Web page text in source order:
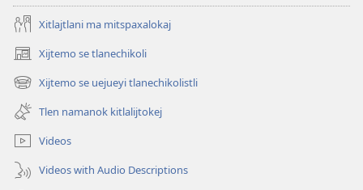
Xitlajtlani ma mitspaxalokaj
Xijtemo se tlanechikoli
(opens
new
window)
Xijtemo se uejueyi tlanechikolistli
(opens
new
window)
Tlen namanok kitlalijtokej
Videos
Videos with Audio Descriptions